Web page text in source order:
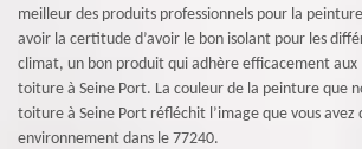
meilleur des produits professionnels pour la
avoir la certitude d’avoir le bon isolant pour les
climat, un bon produit qui adhère efficacement
toiture à Seine Port. La couleur de la peinture que
toiture à Seine Port réfléchit l’image que vous avez
environnement dans le 77240.